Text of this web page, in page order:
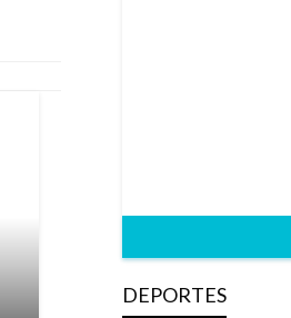
DEPORTES